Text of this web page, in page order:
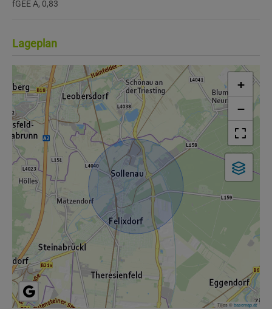
fGEEA, 0,83
Lageplan
+
−
Tiles ©basemap.at